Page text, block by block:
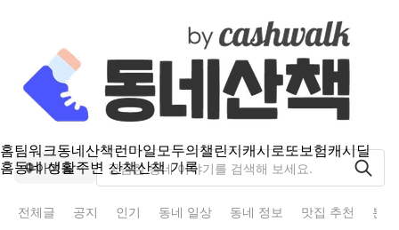
홈팀워크동네산책런마일모두의챌린지캐시로또보험캐시딜
홈동네 생활주변 산책산책 기록
아미동
전체글 공지 인기 동네 일상 동네 정보 맛집 추천 분